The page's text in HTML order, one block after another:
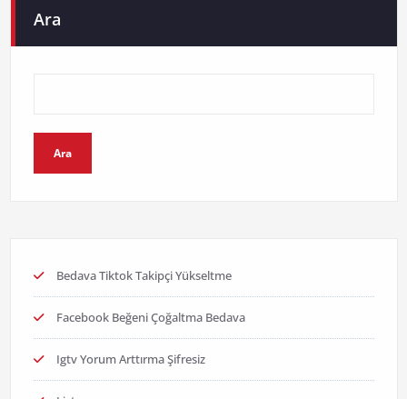
Ara
Ara
Bedava Tiktok Takipçi Yükseltme
Facebook Beğeni Çoğaltma Bedava
Igtv Yorum Arttırma Şifresiz